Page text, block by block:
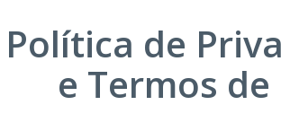
Política de
e Termos de